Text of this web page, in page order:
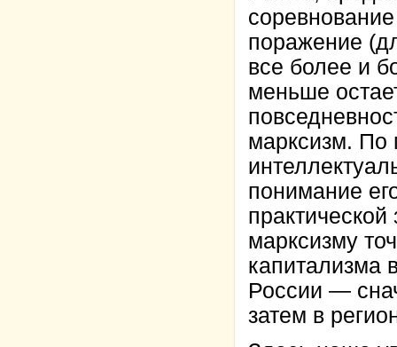
поражение
все более и
меньше
марксизм. По
понимание
марксизму
капитализма
России —
затем в